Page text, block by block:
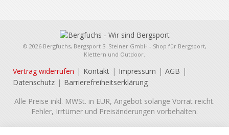
© 2026 Bergfuchs, Bergsport S. Steiner GmbH - Shop für Bergsport,
Klettern und Outdoor.
Vertrag widerrufen Kontakt Impressum
AGB
Datenschutz
Barrierefreiheitserklärung
Alle Preise inkl. MWSt. in EUR, Angebot solange Vorrat reicht.
Fehler, Irrtümer und Preisänderungen vorbehalten.